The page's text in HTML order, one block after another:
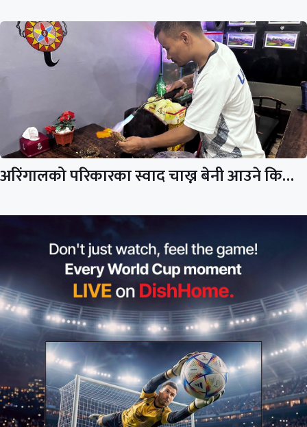
अरिंगालको परिकारका स्वाद चाख्न बेनी आउने कि…